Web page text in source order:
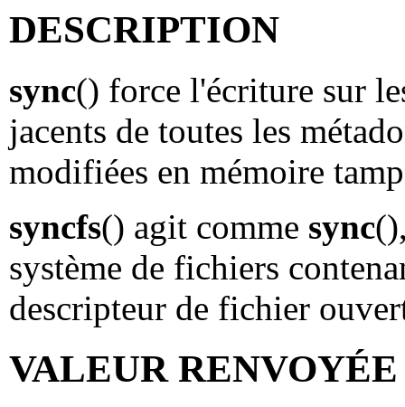
DESCRIPTION
sync() force l'écriture sur
jacents de toutes les
modifiées en mémoire
syncfs() agit comme sync
système de fichiers
descripteur de fichier
VALEUR RENVOYÉE